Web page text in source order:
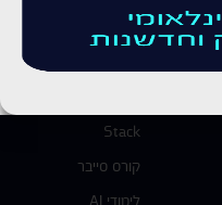
במכללת INT
Stack
קורס סייבר
לימודי AI